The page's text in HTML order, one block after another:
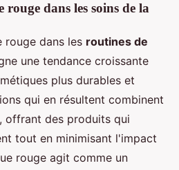
dans les soins de la
rouge dans les routines de
une tendance croissante
plus durables et
qui en résultent combinent
offrant des produits qui
tout en minimisant l'impact
rouge agit comme un